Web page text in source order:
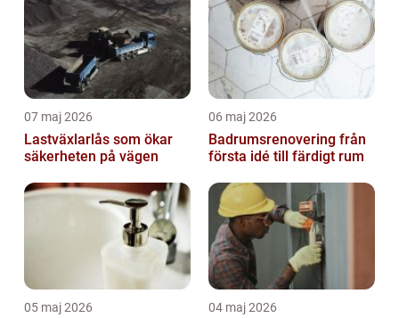
07 maj 2026
Lastväxlarlås som ökar
säkerheten på vägen
06 maj 2026
Badrumsrenovering från
första idé till färdigt rum
05 maj 2026 04 maj 2026